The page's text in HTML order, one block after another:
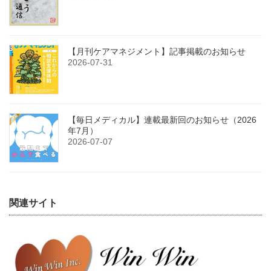
【月刊ケアマネジメント】記事掲載のお知らせ
2026-07-31
【毎日メディカル】連載最新回のお知らせ（2026
年7月）
2026-07-07
関連サイト